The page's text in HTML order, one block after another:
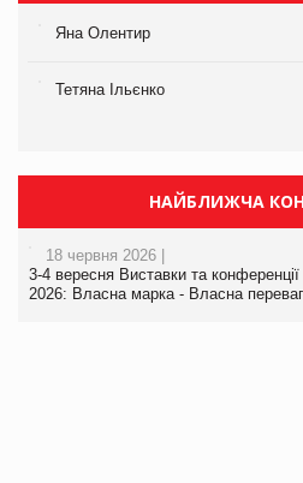
Яна Олентир
Тетяна Ільєнко
НАЙБЛИЖЧА
18 червня 2026 |
3-4 вересня Виставки та
2026: Власна марка - Власна